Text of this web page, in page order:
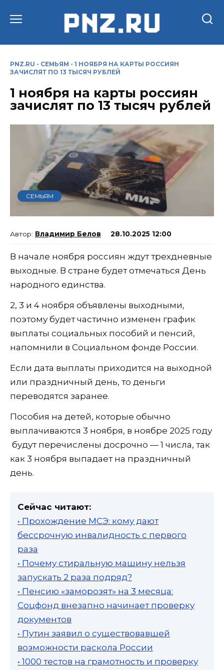
PNZ.RU - СЕМЬЯМ - 1 НОЯБРЯ НА КАРТЫ РОССИЯН
ЗАЧИСЛЯТ ПО 13 ТЫСЯЧ РУБЛЕЙ
1 ноября на карты россиян
зачислят по 13 тысяч рублей
СЕМЬЯМ
Владимир Белов 28.10.2025 12:00
В начале ноября россиян ждут трехдневные
выходные. В стране будет отмечаться День
народного единства.
2, 3 и 4 ноября объявлены выходными,
поэтому будет частично изменен график
выплаты социальных пособий и пенсий,
напомнили в Социальном фонде России.
Если дата выплаты приходится на выходной
или праздничный день, то деньги
переводятся заранее.
Пособия на детей, которые обычно
выплачиваются 3 ноября, в ноябре 2025 году
будут перечислены досрочно — 1 числа, так
как 3 ноября выпадает на праздничный
день.
Сейчас читают:
• Прохождение МСЭ: кому дают
бессрочную инвалидность с первого
раза
• Почему стиральную машину нельзя
запускать 2 раза подряд?
• Пенсию «заморозят» на 3 месяца:
Соцфонд внезапно начинает проверку
документов
• Путин заявил о существовавшей
возможности раскола России
• 1000 тестов на грамотность и проверку